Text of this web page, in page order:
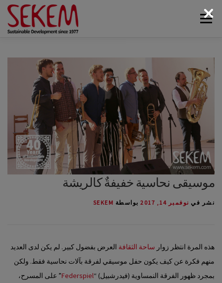
إلىالقائمة
اتصل بنا الوسائط البيئة
الحياة الثقافية الحياة الاجتماعية الاقتصاد
عن سيكم
موسيقى نحاسية خفيفةٌ كالريشة
نشر في نوفمبر 14, 2017 بواسطة SEKEM
هذه المرة انتظر زوار ساحة الثقافة العرض بفضول كبير. لم يكن لدى العديد
منهم فكرة عن كيف يكون حفل موسيقي لفرقة بآلات نحاسية فقط. ولكن
بمجرد ظهور الفرقة النمساوية (فيدرشبيل) “Federspiel” على المسرح،